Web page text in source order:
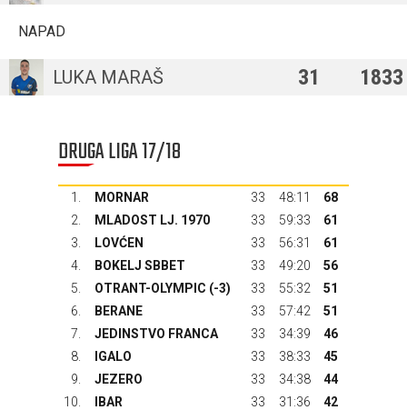
NAPAD
LUKA MARAŠ 31 1833
DRUGA LIGA 17/18
1. MORNAR 33 48:11
68
2.
MLADOST LJ. 1970 33 59:33
61
3.
LOVĆEN 33 56:31
61
4.
BOKELJ SBBET 33 49:20
56
5.
OTRANT-OLYMPIC (-3) 33 55:32
51
6.
BERANE 33 57:42
51
7.
JEDINSTVO FRANCA 33 34:39
46
8.
IGALO 33 38:33
45
9.
JEZERO 33 34:38
44
10.
IBAR 33 31:36
42